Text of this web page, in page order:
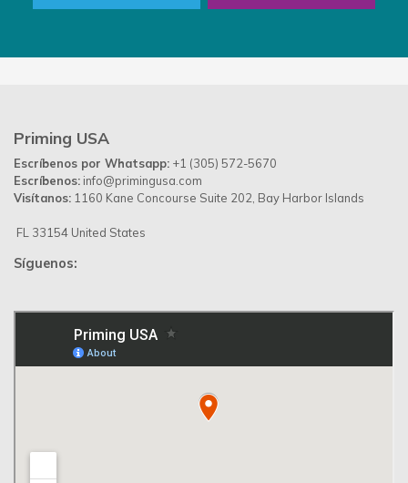
Priming USA
Escríbenos por Whatsapp: +1 (305) 572-5670
Escríbenos: info@primingusa.com
Visítanos: 1160 Kane Concourse Suite 202, Bay Harbor Islands
FL 33154 United States
Síguenos: